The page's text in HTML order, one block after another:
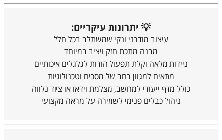
💡 יתרונות עיקריים:
עיצוב מודרני ונקי שמשתלב בכל חלל
מבנה מתכת חזק ויציב במיוחד
ניידות מלאה וקלת תפעול הודות לגלגלים איכותיים
מתאים למגוון רחב של מסכים וטכנולוגיות
כולל מדף ייעודי למחשב, מצלמת וידאו או ציוד נלווה
ניהול כבלים פנימי לשמירה על מראה מקצועי